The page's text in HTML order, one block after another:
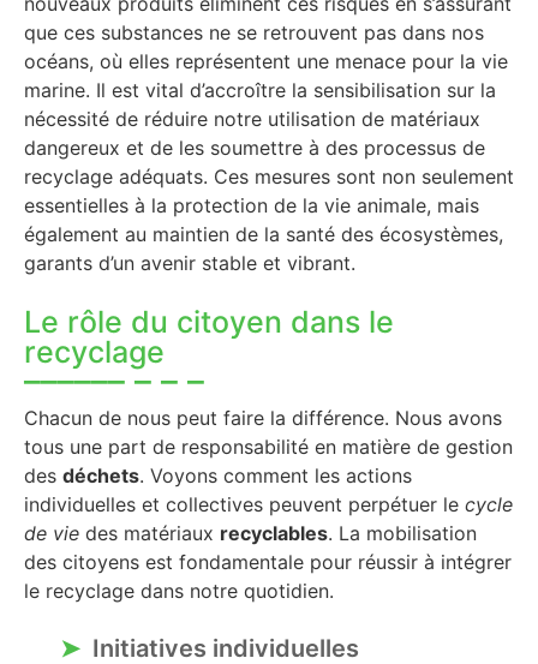
que ces substances ne se retrouvent pas dans nos
océans, où elles représentent une menace pour la vie
marine. Il est vital d’accroître la sensibilisation sur la
nécessité de réduire notre utilisation de matériaux
dangereux et de les soumettre à des processus de
recyclage adéquats. Ces mesures sont non seulement
essentielles à la protection de la vie animale, mais
également au maintien de la santé des écosystèmes,
garants d’un avenir stable et vibrant.
Le rôle du citoyen dans le
recyclage
Chacun de nous peut faire la différence. Nous avons
tous une part de responsabilité en matière de gestion
des déchets. Voyons comment les actions
individuelles et collectives peuvent perpétuer le cycle
de vie des matériaux recyclables. La mobilisation
des citoyens est fondamentale pour réussir à intégrer
le recyclage dans notre quotidien.
Initiatives individuelles